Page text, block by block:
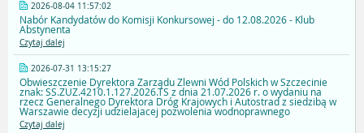
2026-08-04 11:57:02
Nabór Kandydatów do Komisji Konkursowej - do 12.08.2026 - Klub
Abstynenta
Czytaj dalej
2026-07-31 13:15:27
Obwieszczenie Dyrektora Zarządu Zlewni Wód Polskich w Szczecinie
znak: SS.ZUZ.4210.1.127.2026.TS z dnia 21.07.2026 r. o wydaniu na
rzecz Generalnego Dyrektora Dróg Krajowych i Autostrad z siedzibą w
Warszawie decyzji udzielajacej pozwolenia wodnoprawnego
Czytaj dalej